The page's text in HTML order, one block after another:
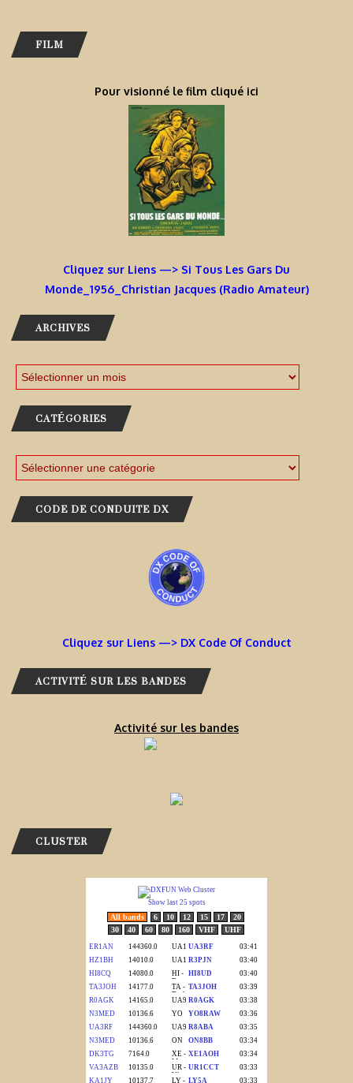
FILM
Pour visionné le film cliqué ici
Cliquez sur Liens —> Si Tous Les Gars Du
Monde_1956_Christian Jacques (Radio Amateur)
ARCHIVES
CATÉGORIES
CODE DE CONDUITE DX
Cliquez sur Liens —> DX Code Of Conduct
ACTIVITÉ SUR LES BANDES
Activité sur les bandes
CLUSTER